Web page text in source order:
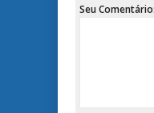
Seu Comentário: